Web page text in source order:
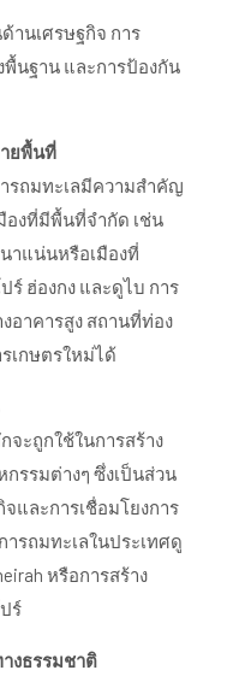
านเศรษฐกิจ การ
พื้นฐาน และการป้องกัน
ยพื้นที่
รถมทะเลมีความสำคัญ
องที่มีพื้นที่จำกัด เช่น
าแน่นหรือเมืองที่
ร์ ฮ่องกง และดูไบ การ
อาคารสูง สถานที่ท่อง
เกษตรใหม่ได้
ะถูกใช้ในการสร้าง
รรมต่างๆ ซึ่งเป็นส่วน
และการเชื่อมโยงการ
ารถมทะเลในประเทศดู
หรือการสร้าง
ร์
งธรรมชาติ